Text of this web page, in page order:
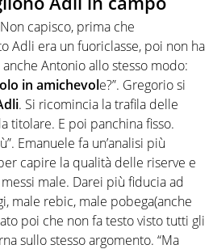
capisco, prima che
Adli era un fuoriclasse, poi non ha
Antonio allo stesso modo:
in amichevole?”. Gregorio si
. Si ricomincia la trafila delle
titolare. E poi panchina fisso.
Emanuele fa un’analisi più
capire la qualità delle riserve e
male. Darei più fiducia ad
male rebic, male pobega(anche
poi che non fa testo visto tutti gli
sullo stesso argomento. “Ma